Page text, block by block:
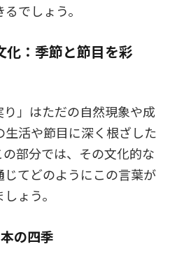
でしょう。
化：季節と節目を彩
」はただの自然現象や成
活や節目に深く根ざした
部分では、その文化的な
てどのようにこの言葉が
ょう。
の四季